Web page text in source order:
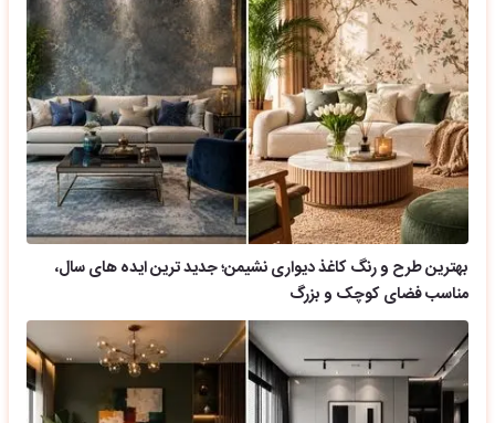
بهترین طرح و رنگ کاغذ دیواری نشیمن؛ جدید ترین ایده های سال،
مناسب فضای کوچک و بزرگ